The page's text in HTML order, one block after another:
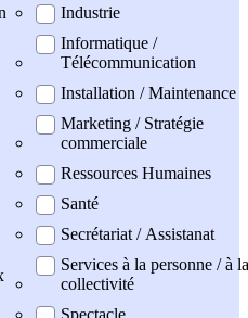
Industrie
Informatique /
Télécommunication
Installation / Maintenance
Marketing / Stratégie
commerciale
Ressources Humaines
Santé
Secrétariat / Assistanat
Services à la personne / à la
collectivité
Spectacle